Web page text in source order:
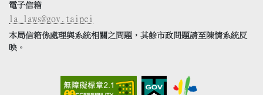
電子信箱
la_laws@gov.taipei
本局信箱係處理與系統相關之問題，其餘市政問題請至陳情系統反
映。